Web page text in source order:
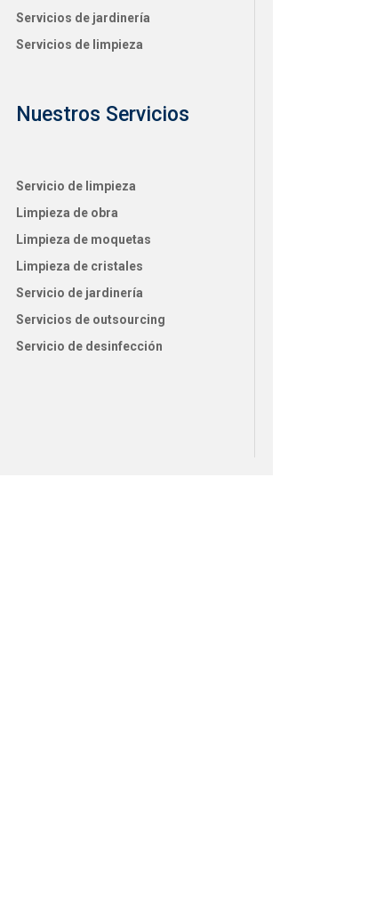
Servicios de jardinería
Servicios de limpieza
Nuestros Servicios
Servicio de limpieza
Limpieza de obra
Limpieza de moquetas
Limpieza de cristales
Servicio de jardinería
Servicios de outsourcing
Servicio de desinfección